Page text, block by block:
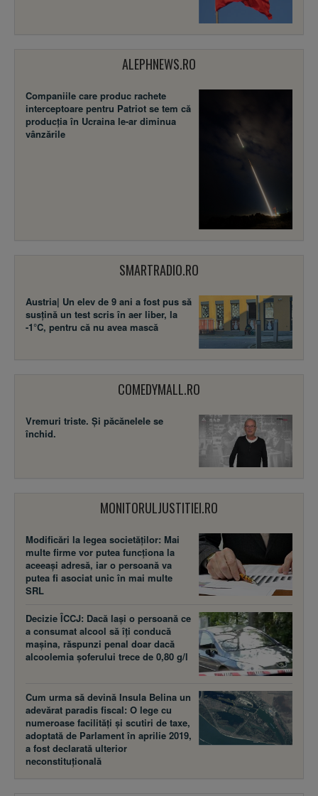
ALEPHNEWS.RO
Companiile care produc rachete
interceptoare pentru Patriot se tem că
producția în Ucraina le-ar diminua
vânzările
SMARTRADIO.RO
Austria| Un elev de 9 ani a fost pus să
susţină un test scris în aer liber, la
-1°C, pentru că nu avea mască
COMEDYMALL.RO
Vremuri triste. Şi păcănelele se
închid.
MONITORULJUSTITIEI.RO
Modificări la legea societăţilor: Mai
multe firme vor putea funcţiona la
aceeaşi adresă, iar o persoană va
putea fi asociat unic în mai multe
SRL
Decizie ÎCCJ: Dacă laşi o persoană ce
a consumat alcool să îţi conducă
maşina, răspunzi penal doar dacă
alcoolemia şoferului trece de 0,80 g/l
Cum urma să devină Insula Belina un
adevărat paradis fiscal: O lege cu
numeroase facilităţi şi scutiri de taxe,
adoptată de Parlament în aprilie 2019,
a fost declarată ulterior
neconstituţională